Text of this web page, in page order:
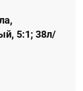
5:1; 38л/